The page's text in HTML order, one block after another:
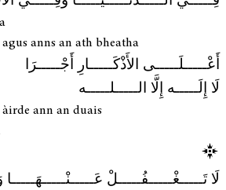
anns an ath bheatha
أَعْـــــلَـــــى الأَذْكَـــــارِ أَجْـــــرَا
لَا إِلَـــــه إِلَّا الـــــلـــــه
ann an duais
لَا تَـــــغْـــــفُـــــلْ عَـــــنْـــــهَـــــا